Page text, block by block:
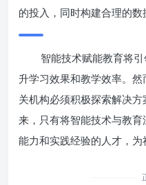
的投入，同时构建合理的数
智能技术赋能教育将
升学习效果和教学效率。
关机构必须积极探索解决
来，只有将智能技术与教
能力和实践经验的人才，为